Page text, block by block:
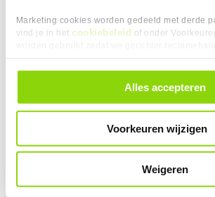
Marketing cookies worden gedeeld met derde
vind je in het cookiebeleid of onder
alle cookies. Je kunt je gegeven toestemming
door in de footer van onze website te klikken op
Alles accepteren
Voorkeuren wijzigen
Weigeren
Wat betekent dit voor
In het dagelijks gebruik draait het vooral
processor toegang krijgt tot data. Een
betekent dat er per seconde meer data
verplaatst tussen het werkgeheugen en de
snelheid die direct invloed heeft op
Daarbij is het goed om te weten dat deze